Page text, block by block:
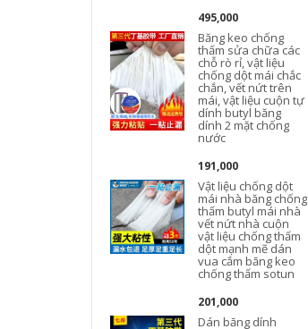
495,000
Băng keo chống
thấm sửa chữa các
chỗ rò rỉ, vật liệu
chống dột mái chắc
chắn, vết nứt trên
mái, vật liệu cuộn tự
dính butyl băng
dính 2 mặt chống
nước
191,000
Vật liệu chống dột
mái nhà băng chống
thấm butyl mái nhà
vết nứt nhà cuộn
vật liệu chống thấm
dột mạnh mẽ dán
vua cắm băng keo
chống thấm sotun
201,000
Dán băng dính